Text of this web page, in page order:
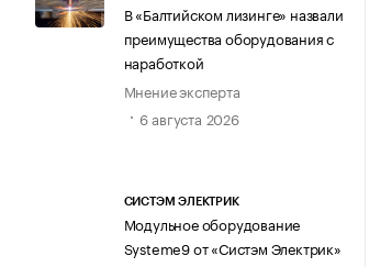
В «Балтийском лизинге» назвали
преимущества оборудования с
наработкой
Мнение эксперта
6 августа 2026
СИСТЭМ ЭЛЕКТРИК
Модульное оборудование
Systeme9 от «Систэм Электрик»